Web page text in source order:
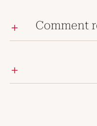
Comment